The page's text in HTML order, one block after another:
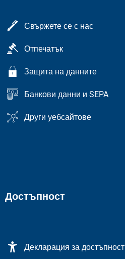
Свържете се с нас
Отпечатък
Защита на данните
Банкови данни и SEPA
Други уебсайтове
Достъпност
Декларация за достъпност